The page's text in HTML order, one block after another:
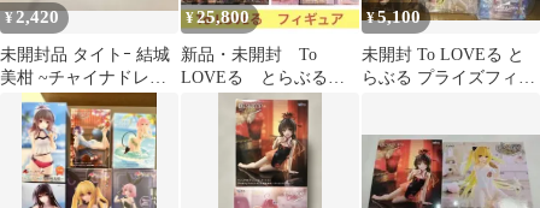
¥2,420
未開封品 タイトｰ 結城
美柑 ~チャイナドレス
ver.~ (服:ブラック×オレ
ンジ) Desktop Cute フィ
ギュア To LOVEる-と
らぶる-ダｰクネス
¥25,800
新品・未開封 To
LOVEる とらぶる・
ダークネス フィギュ
ア 18点セット
¥5,100
未開封 To LOVEる と
らぶる プライズフィギ